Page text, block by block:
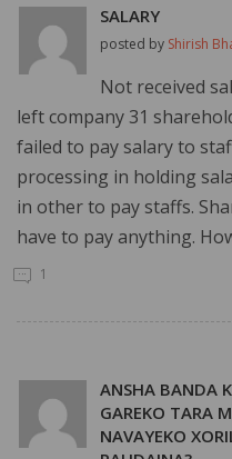
SALARY
posted by Shirish
Not received
left company 31
failed to pay salary to
processing in holding
in other to pay staffs.
have to pay anything.
1
ANSHA BANDA
GAREKO TARA
NAVAYEKO